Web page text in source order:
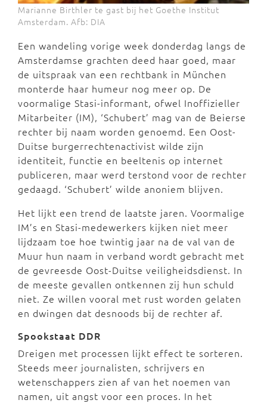
Marianne Birthler te gast bij het Goethe Institut
Amsterdam. Afb: DIA
Een wandeling vorige week donderdag langs de
Amsterdamse grachten deed haar goed, maar
de uitspraak van een rechtbank in München
monterde haar humeur nog meer op. De
voormalige Stasi-informant, ofwel Inoffizieller
Mitarbeiter (IM), ‘Schubert’ mag van de Beierse
rechter bij naam worden genoemd. Een Oost-
Duitse burgerrechtenactivist wilde zijn
identiteit, functie en beeltenis op internet
publiceren, maar werd terstond voor de rechter
gedaagd. ‘Schubert’ wilde anoniem blijven.
Het lijkt een trend de laatste jaren. Voormalige
IM’s en Stasi-medewerkers kijken niet meer
lijdzaam toe hoe twintig jaar na de val van de
Muur hun naam in verband wordt gebracht met
de gevreesde Oost-Duitse veiligheidsdienst. In
de meeste gevallen ontkennen zij hun schuld
niet. Ze willen vooral met rust worden gelaten
en dwingen dat desnoods bij de rechter af.
Spookstaat DDR
Dreigen met processen lijkt effect te sorteren.
Steeds meer journalisten, schrijvers en
wetenschappers zien af van het noemen van
namen, uit angst voor een proces. In het